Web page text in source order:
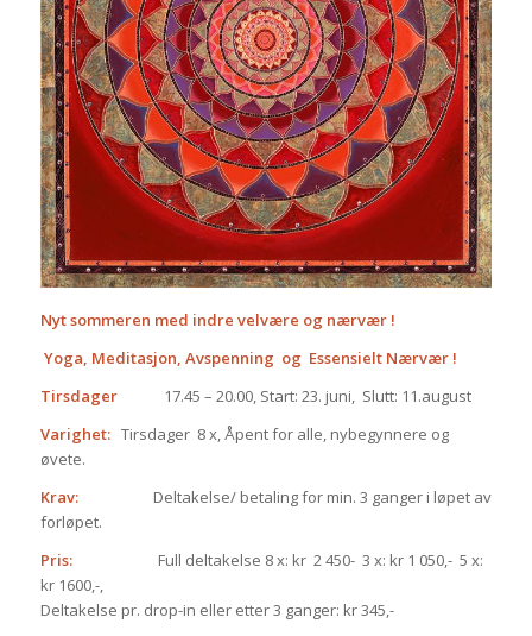
Nyt sommeren med indre velvære og nærvær !
Yoga, Meditasjon, Avspenning og Essensielt Nærvær !
Tirsdager
17.45 – 20.00, Start: 23. juni, Slutt: 11.august
Varighet: Tirsdager 8 x, Åpent for alle, nybegynnere og
øvete.
Krav:
Deltakelse/ betaling for min. 3 ganger i løpet av
forløpet.
Pris:
Full deltakelse 8 x: kr 2 450- 3 x: kr 1 050,- 5 x:
kr 1600,-,
Deltakelse pr. drop-in eller etter 3 ganger: kr 345,-